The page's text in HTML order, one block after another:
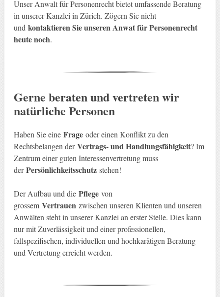
Unser Anwalt für Personenrecht bietet umfassende Beratung
in unserer Kanzlei in Zürich. Zögern Sie nicht
und kontaktieren Sie unseren Anwat für Personenrecht
heute noch.
Gerne beraten und vertreten wir
natürliche Personen
Haben Sie eineFrage oder einen Konflikt zu den
Rechtsbelangen derVertrags- und Handlungsfähigkeit? Im
Zentrum einer guten Interessenvertretung muss
derPersönlichkeitsschutzstehen!
Der Aufbau und diePflegevon
grossemVertrauen zwischen unseren Klienten und unseren
Anwälten steht in unserer Kanzlei an erster Stelle. Dies kann
nur mit Zuverlässigkeit und einer professionellen,
fallspezifischen, individuellen und hochkarätigen Beratung
und Vertretung erreicht werden.